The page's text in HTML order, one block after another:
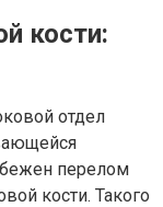
кости:
отдел
перелом
кости. Такого